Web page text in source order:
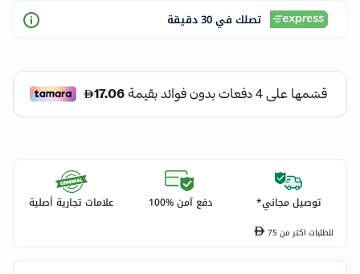
تصلك في 30 دقيقة
توصيل مجاني* دفع آمن %100 علامات تجارية أصلية
للطلبات اكتر من75